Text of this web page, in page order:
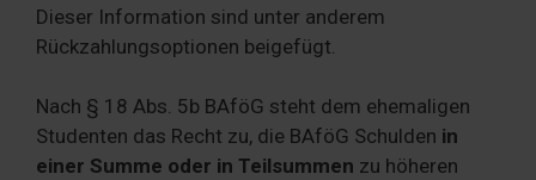
Dieser Information sind unter anderem
Rückzahlungsoptionen beigefügt.
Nach § 18 Abs. 5b BAföG steht dem ehemaligen
Studenten das Recht zu, die BAföG Schulden in
einer Summe oder in Teilsummen zu höheren